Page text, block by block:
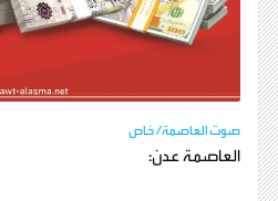
صوت العاصمة/ خاص
العاصمة عدن: